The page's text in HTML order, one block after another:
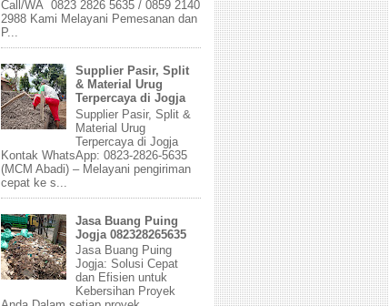
Call/WA 0823 2826 5635 / 0859 2140
2988 Kami Melayani Pemesanan dan
P...
Supplier Pasir, Split
& Material Urug
Terpercaya di Jogja
Supplier Pasir, Split &
Material Urug
Terpercaya di Jogja
Kontak WhatsApp: 0823-2826-5635
(MCM Abadi) – Melayani pengiriman
cepat ke s...
Jasa Buang Puing
Jogja 082328265635
Jasa Buang Puing
Jogja: Solusi Cepat
dan Efisien untuk
Kebersihan Proyek